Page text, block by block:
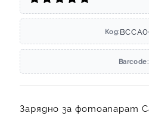
Код:
Barcode:
Зарядно за фотоапарат